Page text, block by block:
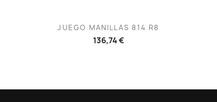
JUEGO MANILLAS 814 R8
136,74 €